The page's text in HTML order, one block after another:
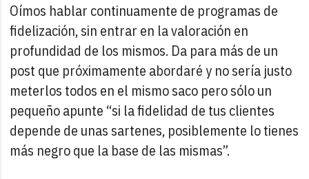
Oímos hablar continuamente de programas de
fidelización, sin entrar en la valoración en
profundidad de los mismos. Da para más de un
post que próximamente abordaré y no sería justo
meterlos todos en el mismo saco pero sólo un
pequeño apunte “si la fidelidad de tus clientes
depende de unas sartenes, posiblemente lo tienes
más negro que la base de las mismas”.